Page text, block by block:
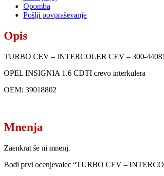
Opomba
Pošlji povpraševanje
Opis
TURBO CEV – INTERCOLER CEV – 300-
OPEL INSIGNIA 1.6 CDTI crevo interkulera
OEM: 39018802
Mnenja
Zaenkrat še ni mnenj.
Bodi prvi ocenjevalec “TURBO CEV –